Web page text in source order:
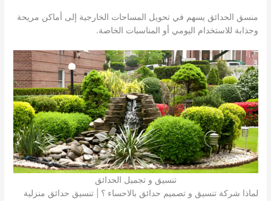
منسق الحدائق يسهم في تحويل المساحات الخارجية إلى أماكن مريحة
وجذابة للاستخدام اليومي أو المناسبات الخاصة.
تنسيق و تجميل الحدائق
لماذا شركة تنسيق و تصميم حدائق بالاحساء ؟ | تنسيق حدائق منزلية